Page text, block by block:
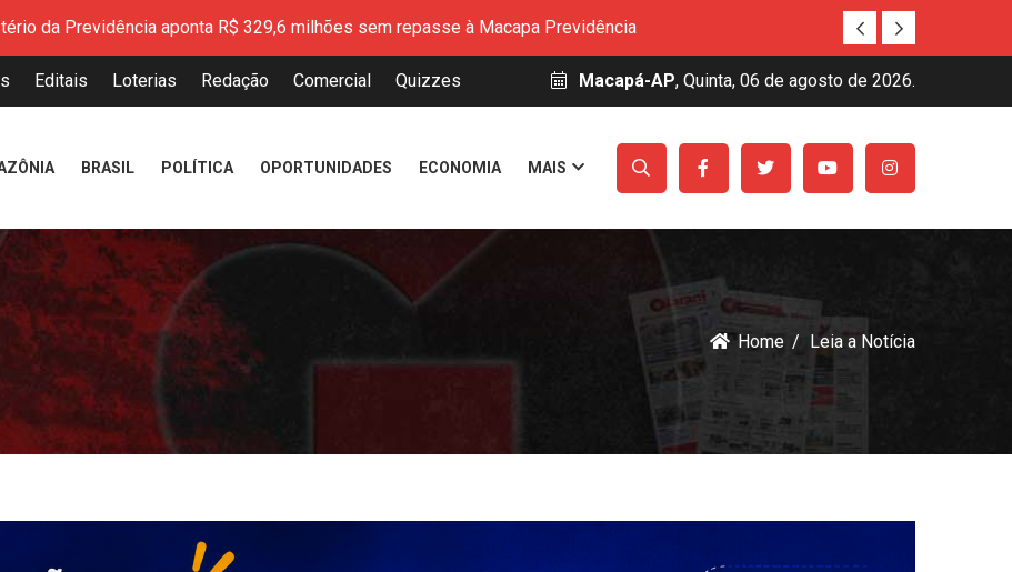
realiza a entrega de mais de 200 CNHs gratuitas pelo programa Habilita Amapá
amplia programa Qualifica Amapá com novos cursos técnicos gratuitos e auxílio permanência para estudantes
disputa petróleo, o Brasil pode liderar a era dos combustíveis renováveis
do Amapá reforça cuidado em saúde mental durante atendimentos na Aldeia Ywawka
da Previdência aponta R$ 329,6 milhões sem repasse à Macapa Previdência
realiza a entrega de mais de 200 CNHs gratuitas pelo programa Habilita Amapá
amplia programa Qualifica Amapá com novos cursos técnicos gratuitos e auxílio permanência para estudantes
disputa petróleo, o Brasil pode liderar a era dos combustíveis renováveis
resultados do Índice de Desenvolvimento da Educação Básica
marca avanço na modernização do Porto de Santana
Amapá reforça cuidado em saúde mental durante atendimentos na Aldeia Ywawka
Editais Loterias Redação Comercial Quizzes Macapá-AP, Quinta, 06 de agosto de 2026.
BRASIL POLÍTICA OPORTUNIDADES ECONOMIA MAIS
Home Leia a Notícia